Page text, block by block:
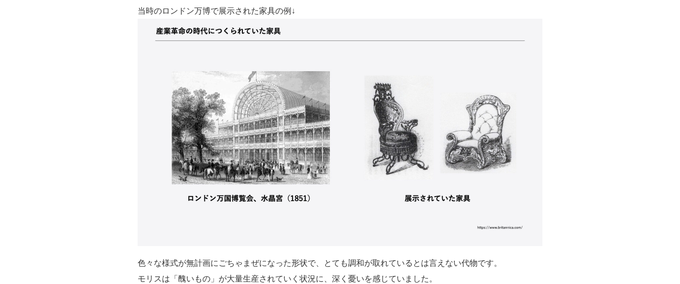
当時のロンドン万博で展示された家具の例↓
色々な様式が無計画にごちゃまぜになった形状で、とても調和が取れているとは言えない代物です。
モリスは「醜いもの」が大量生産されていく状況に、深く憂いを感じていました。